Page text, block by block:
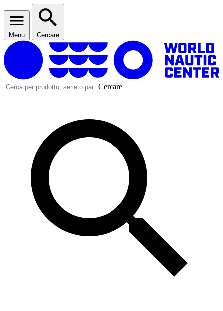
Menu Cercare
Cercare